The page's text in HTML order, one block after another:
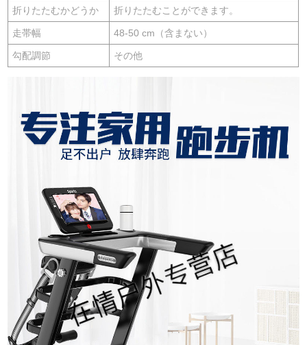
折りたたむかどうか 折りたたむことができます。
走帯幅 48-50 cm（含まない）
勾配調節 その他